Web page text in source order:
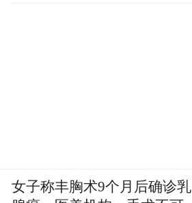
女子称丰胸术9个月后确诊乳